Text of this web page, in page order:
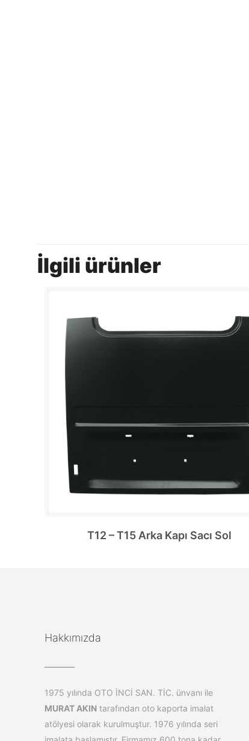
İlgili ürünler
T12 – T15 Arka Kapı Sacı Sol
Hakkımızda
1975 yılında OTO İNCİ SAN. TİC. ünvanı ile
MURAT AKIN tarafından oto kaporta imalat
atölyesi olarak kurulmuştur. 1976 yılında seri